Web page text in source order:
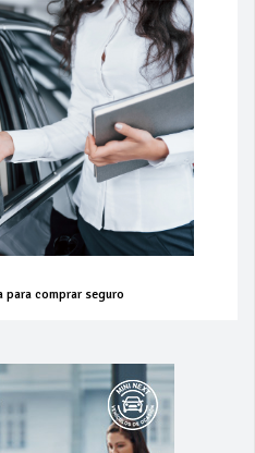
para comprar seguro